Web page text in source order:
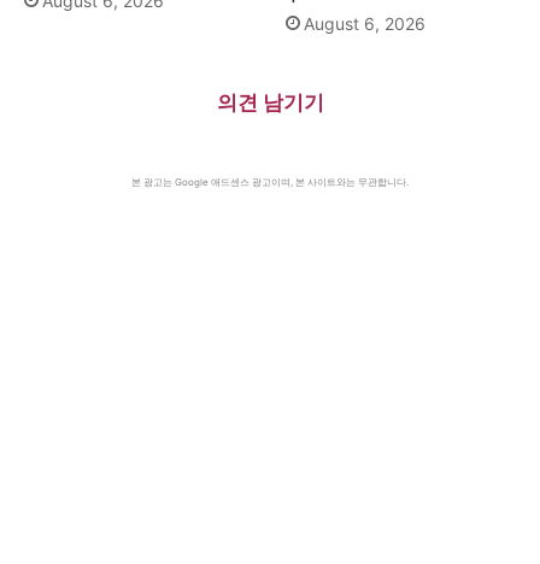
August 6, 2026
의견 남기기
본 광고는 Google 애드센스 광고이며, 본 사이트와는 무관합니다.